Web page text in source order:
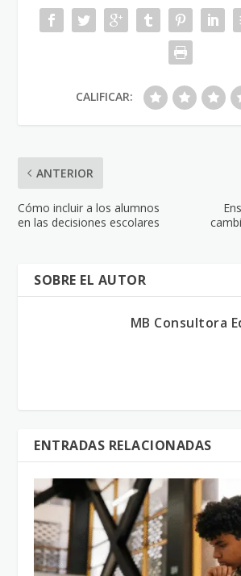
CALIFICAR:
ANTERIOR
Cómo incluir a los alumnos
en las decisiones escolares
SOBRE EL AUTOR
MB Consultora
ENTRADAS RELACIONADAS